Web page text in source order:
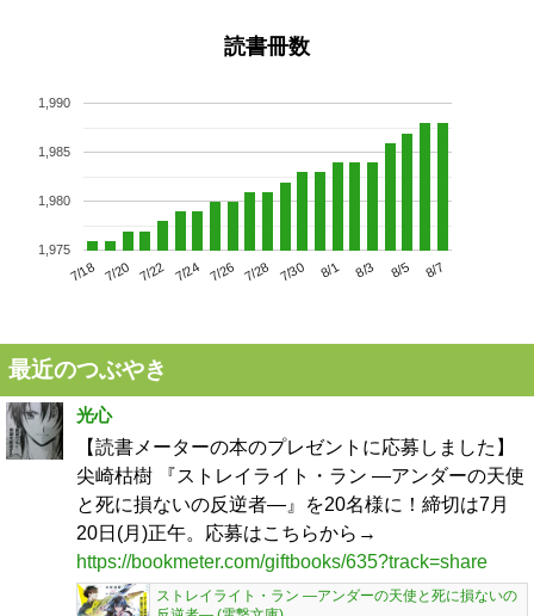
読書冊数
7/18 7/20 7/22 7/24 7/26 7/28 7/30 8/1 8/3 8/5 8/7
1,975
1,980
1,985
1,990
最近のつぶやき
光心
【読書メーターの本のプレゼントに応募しました】
尖崎枯樹 『ストレイライト・ラン ―アンダーの天使
と死に損ないの反逆者―』を20名様に！締切は7月
20日(月)正午。応募はこちらから→
https://bookmeter.com/giftbooks/635?track=share
ストレイライト・ラン ―アンダーの天使と死に損ないの